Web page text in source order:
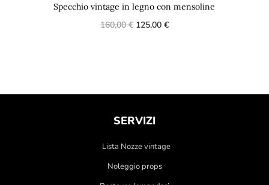
Specchio vintage in legno con mensoline
160,00€ 125,00 €
SERVIZI
Lista Nozze vintage
Noleggio props